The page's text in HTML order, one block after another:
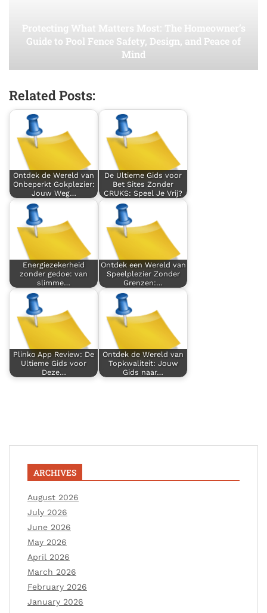
Protecting What Matters Most: The Homeowner’s
Guide to Pool Fence Safety, Design, and Peace of
Mind
Related Posts:
Ontdek de Wereld van
Onbeperkt Gokplezier:
Jouw Weg…
De Ultieme Gids voor
Bet Sites Zonder
CRUKS: Speel Je Vrij?
Energiezekerheid
zonder gedoe: van
slimme…
Ontdek een Wereld van
Speelplezier Zonder
Grenzen:…
Plinko App Review: De
Ultieme Gids voor
Deze…
Ontdek de Wereld van
Topkwaliteit: Jouw
Gids naar…
ARCHIVES
August 2026
July 2026
June 2026
May 2026
April 2026
March 2026
February 2026
January 2026